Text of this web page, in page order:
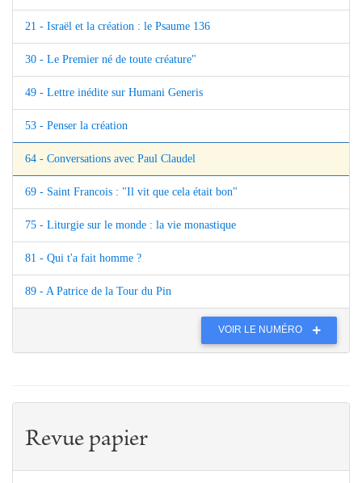
21 - Israël et la création : le Psaume 136
30 - Le Premier né de toute créature"
49 - Lettre inédite sur Humani Generis
53 - Penser la création
64 - Conversations avec Paul Claudel
69 - Saint Francois : "Il vit que cela était bon"
75 - Liturgie sur le monde : la vie monastique
81 - Qui t'a fait homme ?
89 - A Patrice de la Tour du Pin
VOIR LE NUMÉRO
Revue papier